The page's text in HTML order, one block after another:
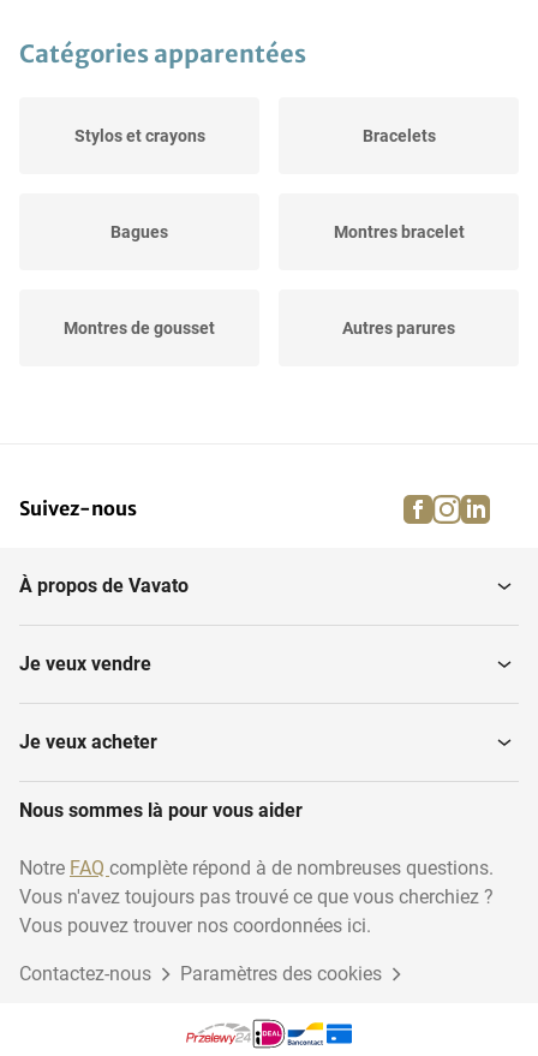
Catégories apparentées
Stylos et crayons Bracelets
Bagues Montres bracelet
Montres de gousset Autres parures
Broches Colliers et chaînettes
Boucles d'oreille
Suivez-nous facebook
À propos de Vavato
Je veux vendre
Je veux acheter
Nous sommes là pour vous aider
Notre FAQ complète répond à de nombreuses questions.
Vous n'avez toujours pas trouvé ce que vous cherchiez ?
Vous pouvez trouver nos coordonnées ici.
Contactez-nous Paramètres des cookies